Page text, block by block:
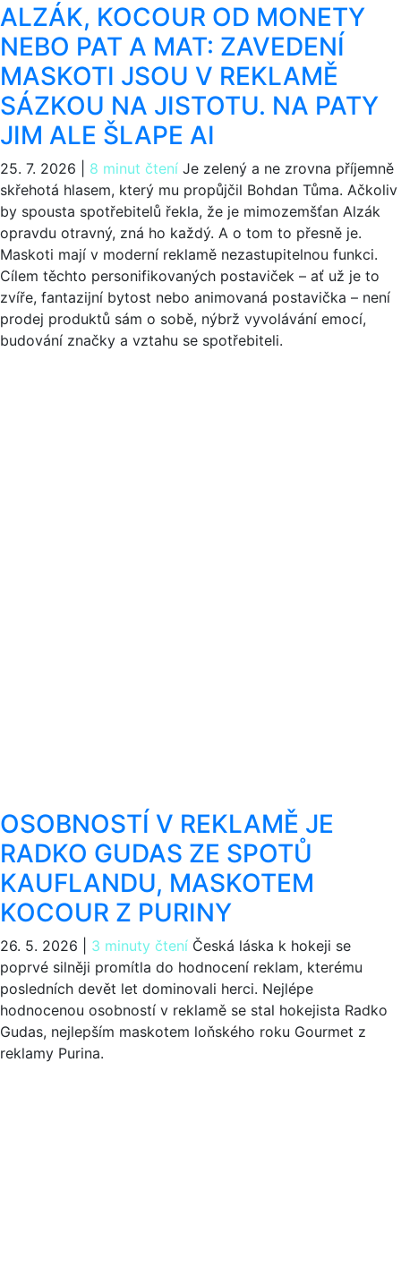
ALZÁK, KOCOUR OD MONETY
NEBO PAT A MAT: ZAVEDENÍ
MASKOTI JSOU V REKLAMĚ
SÁZKOU NA JISTOTU. NA PATY
JIM ALE ŠLAPE AI
25. 7. 2026 8 minut čtení Je zelený a ne zrovna příjemně
skřehotá hlasem, který mu propůjčil Bohdan Tůma. Ačkoliv
by spousta spotřebitelů řekla, že je mimozemšťan Alzák
opravdu otravný, zná ho každý. A o tom to přesně je.
Maskoti mají v moderní reklamě nezastupitelnou funkci.
Cílem těchto personifikovaných postaviček – ať už je to
zvíře, fantazijní bytost nebo animovaná postavička – není
prodej produktů sám o sobě, nýbrž vyvolávání emocí,
budování značky a vztahu se spotřebiteli.
OSOBNOSTÍ V REKLAMĚ JE
RADKO GUDAS ZE SPOTŮ
KAUFLANDU, MASKOTEM
KOCOUR Z PURINY
26. 5. 2026 3 minuty čtení Česká láska k hokeji se
poprvé silněji promítla do hodnocení reklam, kterému
posledních devět let dominovali herci. Nejlépe
hodnocenou osobností v reklamě se stal hokejista Radko
Gudas, nejlepším maskotem loňského roku Gourmet z
reklamy Purina.